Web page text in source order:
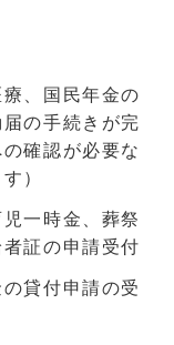
、国民年金の
の手続きが完
確認が必要な
）
一時金、葬祭
証の申請受付
貸付申請の受